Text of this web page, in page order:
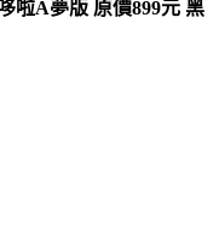
啦A夢版 原價899元 黑